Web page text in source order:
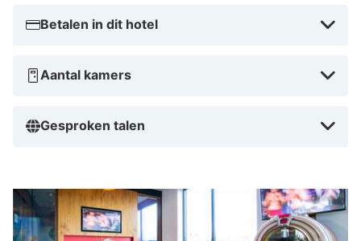
Betalen in dit hotel
Aantal kamers
Gesproken talen